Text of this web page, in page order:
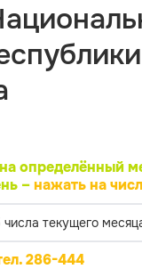
определённый
–нажать на
текущего
286-444